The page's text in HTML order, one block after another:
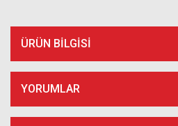
ÜRÜN BILGISI
YORUMLAR